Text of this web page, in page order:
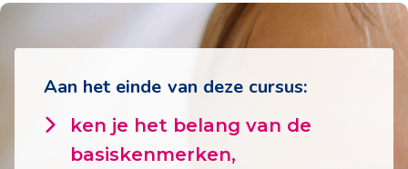
Aan het einde van deze cursus:
ken je het belang van de
basiskenmerken,